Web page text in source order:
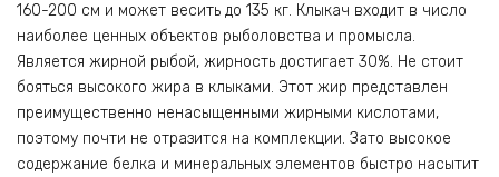
160-200 см и может весить до 135 кг. Клыкач входит в число
наиболее ценных объектов рыболовства и промысла.
Является жирной рыбой, жирность достигает 30%. Не стоит
бояться высокого жира в клыками. Этот жир представлен
преимущественно ненасыщенными жирными кислотами,
поэтому почти не отразится на комплекции. Зато высокое
содержание белка и минеральных элементов быстро насытит